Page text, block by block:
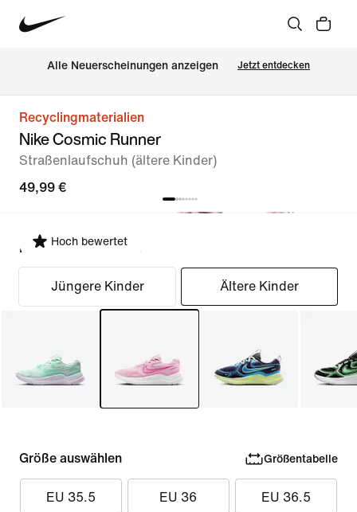
Alle Neuerscheinungen anzeigen Jetzt entdecken
Recyclingmaterialien
Nike Cosmic Runner
Straßenlaufschuh (ältere Kinder)
49,99 €
Hoch bewertet
Passform auswählen
Jüngere Kinder Ältere Kinder
Größe auswählen Größentabelle
EU 35.5 EU 36 EU 36.5